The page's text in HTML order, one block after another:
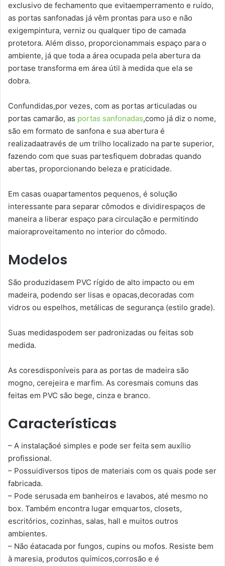
exclusivo de fechamento que evitaemperramento e ruído,
as portas sanfonadas já vêm prontas para uso e não
exigempintura, verniz ou qualquer tipo de camada
protetora. Além disso, proporcionammais espaço para o
ambiente, já que toda a área ocupada pela abertura da
portase transforma em área útil à medida que ela se
dobra.
Confundidas,por vezes, com as portas articuladas ou
portas camarão, as portas sanfonadas,como já diz o nome,
são em formato de sanfona e sua abertura é
realizadaatravés de um trilho localizado na parte superior,
fazendo com que suas partesfiquem dobradas quando
abertas, proporcionando beleza e praticidade.
Em casas ouapartamentos pequenos, é solução
interessante para separar cômodos e dividirespaços de
maneira a liberar espaço para circulação e permitindo
maioraproveitamento no interior do cômodo.
Modelos
São produzidasem PVC rígido de alto impacto ou em
madeira, podendo ser lisas e opacas,decoradas com
vidros ou espelhos, metálicas de segurança (estilo grade).
Suas medidaspodem ser padronizadas ou feitas sob
medida.
As coresdisponíveis para as portas de madeira são
mogno, cerejeira e marfim. As coresmais comuns das
feitas em PVC são bege, cinza e branco.
Características
– A instalaçãoé simples e pode ser feita sem auxílio
profissional.
– Possuidiversos tipos de materiais com os quais pode ser
fabricada.
– Pode serusada em banheiros e lavabos, até mesmo no
box. Também encontra lugar emquartos, closets,
escritórios, cozinhas, salas, hall e muitos outros
ambientes.
– Não éatacada por fungos, cupins ou mofos. Resiste bem
à maresia, produtos químicos,corrosão e é